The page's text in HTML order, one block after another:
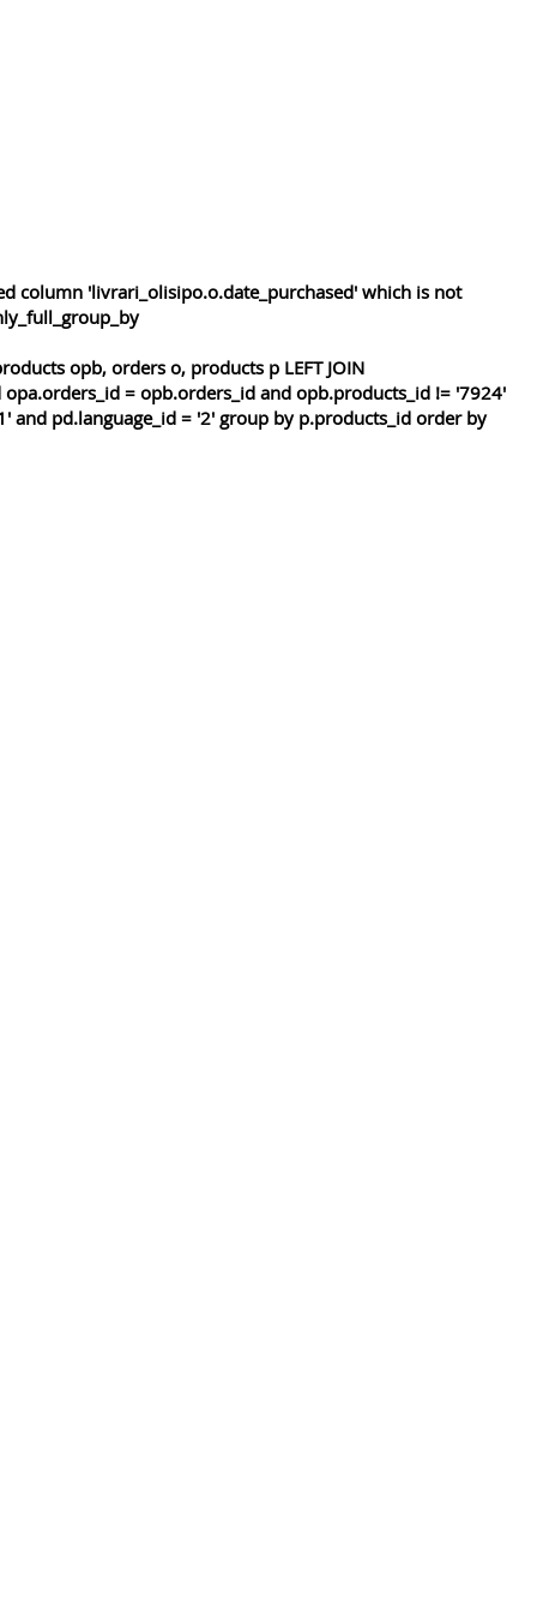
column 'livrari_olisipo.o.date_purchased' which is not
opb, orders o, products p LEFT JOIN
= opb.orders_id and opb.products_id != '7924'
and pd.language_id = '2' group by p.products_id order by